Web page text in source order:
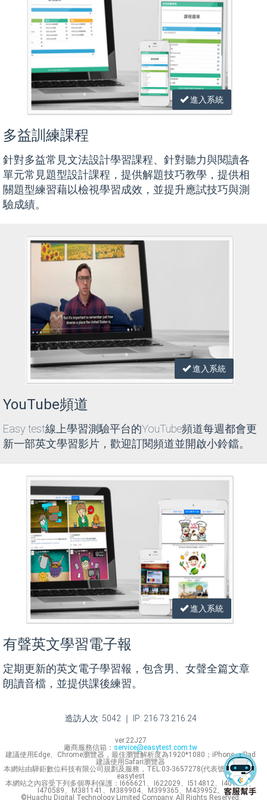
進入系統
多益訓練課程
針對多益常見文法設計學習課程、針對聽力與閱讀各
單元常見題型設計課程，提供解題技巧教學，提供相
關題型練習藉以檢視學習成效，並提升應試技巧與測
驗成績。
進入系統
YouTube頻道
Easy test線上學習測驗平台的YouTube頻道每週都會更
新一部英文學習影片，歡迎訂閱頻道並開啟小鈴鐺。
進入系統
有聲英文學習電子報
定期更新的英文電子學習報，包含男、女聲全篇文章
朗讀音檔，並提供課後練習。
造訪人次: 5042 ｜ IP: 216.73.216.24
ver.22J27
廠商服務信箱： service@easytest.com.tw
建議使用Edge、Chrome瀏覽器，最佳瀏覽解析度為1920*1080；iPhone、iPad
建議使用Safari瀏覽器
本網站由驊鉅數位科技有限公司規劃及服務，TEL:03-3657278(代表號) Line ID：
easytest
本網站之內容受下列多個專利保護：I666621、I622029、I514812、I401631、
I470589、M381141、M389904、M399365、M439952。
©Huachu Digital Technology Limited Company. All Rights Reserved.